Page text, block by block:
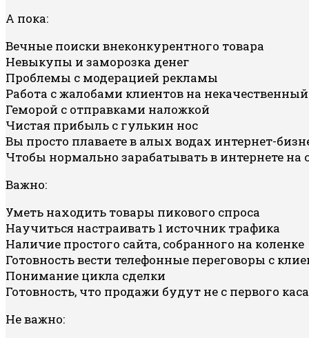
А пока:
Вечные поиски внеконкурентного товара
Невыкупы и заморозка денег
Проблемы с модерацией рекламы
Работа с жалобами клиентов на
Геморой с отправками наложкой
Чистая прибыль с гулькин нос
Вы просто плаваете в алых водах интернет-
Чтобы нормально зарабатывать в интернете на
Важно:
Уметь находить товары пикового спроса
Научиться настраивать 1 источник трафика
Наличие простого сайта, собранного на коленке
Готовность вести телефонные переговоры с
Понимание цикла сделки
Готовность, что продажи будут не с первого
Не важно: